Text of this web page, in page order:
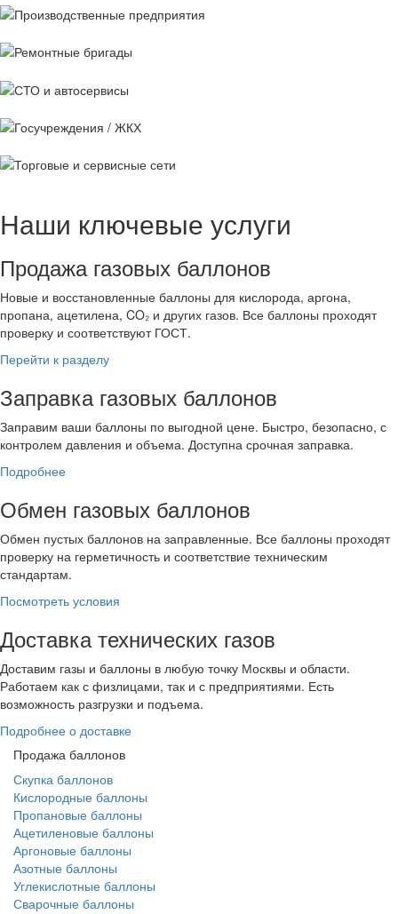
Наши ключевые услуги
Продажа газовых баллонов
Новые и восстановленные баллоны для кислорода, аргона,
пропана, ацетилена, CO₂ и других газов. Все баллоны проходят
проверку и соответствуют ГОСТ.
Перейти к разделу
Заправка газовых баллонов
Заправим ваши баллоны по выгодной цене. Быстро, безопасно, с
контролем давления и объема. Доступна срочная заправка.
Подробнее
Обмен газовых баллонов
Обмен пустых баллонов на заправленные. Все баллоны проходят
проверку на герметичность и соответствие техническим
стандартам.
Посмотреть условия
Доставка технических газов
Доставим газы и баллоны в любую точку Москвы и области.
Работаем как с физлицами, так и с предприятиями. Есть
возможность разгрузки и подъема.
Подробнее о доставке
Продажа баллонов
Скупка баллонов
Кислородные баллоны
Пропановые баллоны
Ацетиленовые баллоны
Аргоновые баллоны
Азотные баллоны
Углекислотные баллоны
Сварочные баллоны